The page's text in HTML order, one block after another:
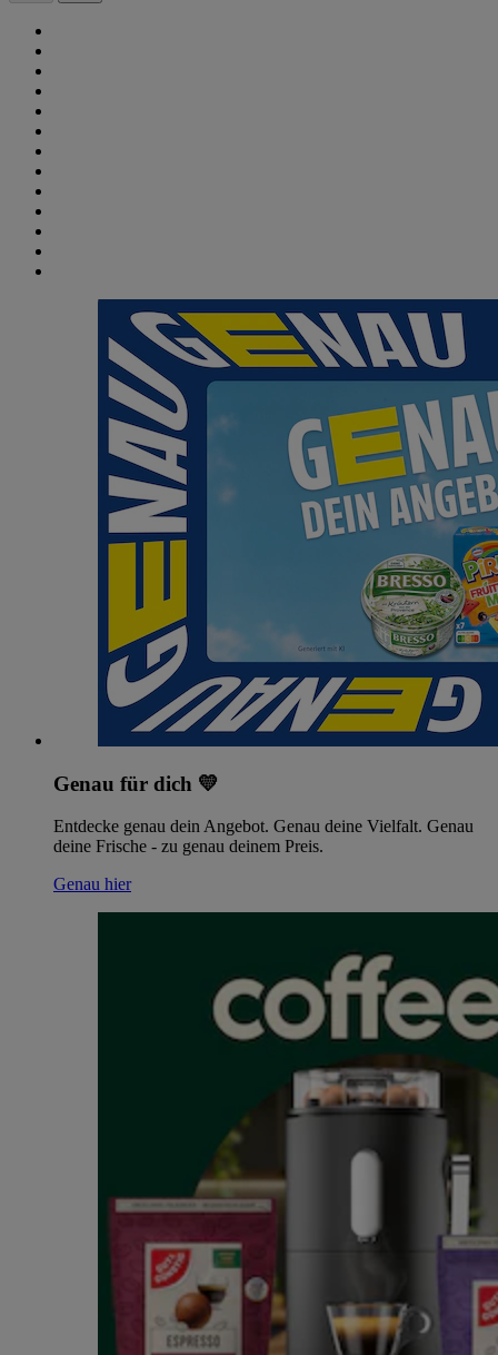
Genau für dich 💛
Entdecke genau dein Angebot. Genau deine Vielfalt. Genau
deine Frische - zu genau deinem Preis.
Genau hier